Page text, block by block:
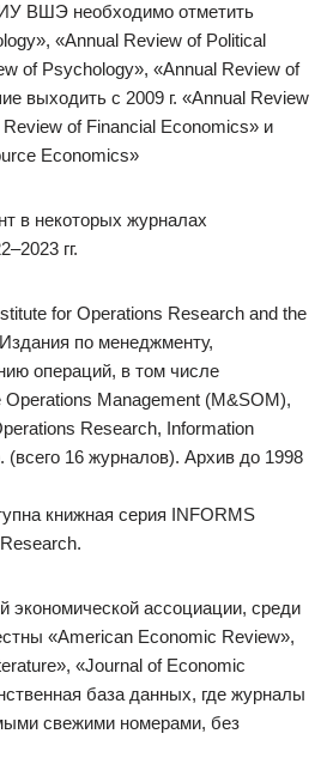
ВШЭ необходимо отметить
«Annual Review of Political
of Psychology», «Annual Review of
выходить с 2009 г. «Annual Review
of Financial Economics» и
Economics»
в некоторых журналах
гг.
for Operations Research and the
по менеджменту,
операций, в том числе
Management (M&SOM),
Research, Information
16 журналов). Архив до 1998
книжная серия INFORMS
ассоциации, среди
«American Economic Review»,
«Journal of Economic
база данных, где журналы
свежими номерами, без